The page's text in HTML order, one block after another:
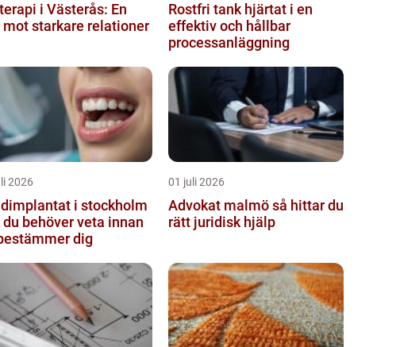
i Västerås: En
mot starkare relationer
Rostfri tank hjärtat i en
effektiv och hållbar
processanläggning
2026
i stockholm
du behöver veta innan
dig
01 juli 2026
Advokat malmö så hittar du
rätt juridisk hjälp